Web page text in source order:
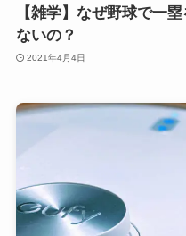
【雑学】なぜ野球で一
ないの？
2021年4月4日